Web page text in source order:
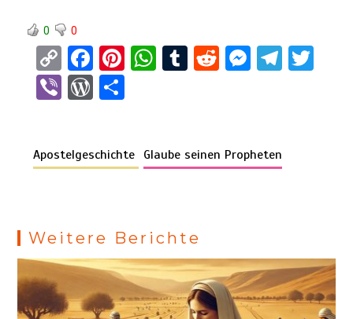
0 0
C
o
py
n
F
a
ce
o
Pi
t
W
A
T
r
R
t
M
g
T
Vi W
Pr n
Apostelgeschichte Glaube seinen Propheten
Weitere Berichte